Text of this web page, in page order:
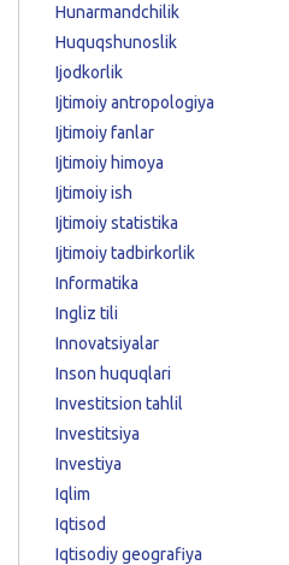
Hunarmandchilik
Huquqshunoslik
Ijodkorlik
Ijtimoiy antropologiya
Ijtimoiy fanlar
Ijtimoiy himoya
Ijtimoiy ish
Ijtimoiy statistika
Ijtimoiy tadbirkorlik
Informatika
Ingliz tili
Innovatsiyalar
Inson huquqlari
Investitsion tahlil
Investitsiya
Investiya
Iqlim
Iqtisod
Iqtisodiy geografiya